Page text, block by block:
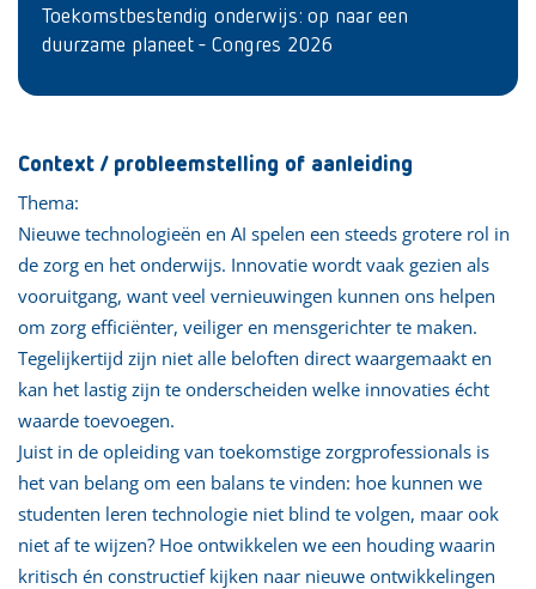
Toekomstbestendig onderwijs: op naar een
duurzame planeet - Congres 2026
Context / probleemstelling of aanleiding
Thema:
Nieuwe technologieën en AI spelen een steeds grotere rol in
de zorg en het onderwijs. Innovatie wordt vaak gezien als
vooruitgang, want veel vernieuwingen kunnen ons helpen
om zorg efficiënter, veiliger en mensgerichter te maken.
Tegelijkertijd zijn niet alle beloften direct waargemaakt en
kan het lastig zijn te onderscheiden welke innovaties écht
waarde toevoegen.
Juist in de opleiding van toekomstige zorgprofessionals is
het van belang om een balans te vinden: hoe kunnen we
studenten leren technologie niet blind te volgen, maar ook
niet af te wijzen? Hoe ontwikkelen we een houding waarin
kritisch én constructief kijken naar nieuwe ontwikkelingen